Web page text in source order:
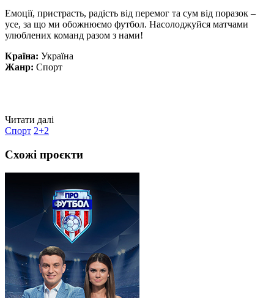
Емоції, пристрасть, радість від перемог та сум від поразок –
усе, за що ми обожнюємо футбол. Насолоджуйся матчами
улюблених команд разом з нами!
Країна: Україна
Жанр: Спорт
Читати далі
Спорт 2+2
Схожі проєкти